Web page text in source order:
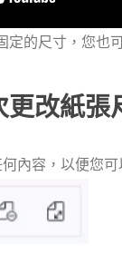
定的尺寸，您也
改紙張
內容，以便您